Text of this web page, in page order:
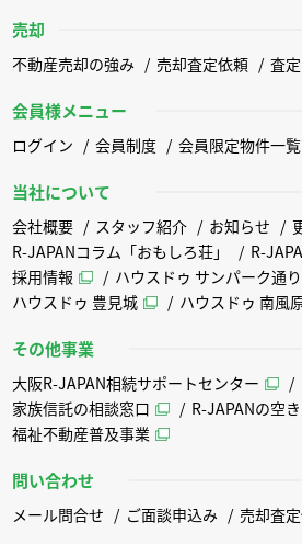
売却
不動産売却の強み 売却査定依頼 査
会員様メニュー
ログイン 会員制度 会員限定物件一覧
当社について
会社概要 スタッフ紹介 お知らせ
R-JAPANコラム「おもしろ荘」
R-
採用情報
ハウスドゥ サンパーク通
ハウスドゥ 豊見城
ハウスドゥ 南風
その他事業
大阪R-JAPAN相続サポートセンター
家族信託の相談窓口
R-JAPANの空
福祉不動産普及事業
問い合わせ
メール問合せ ご面談申込み 売却査